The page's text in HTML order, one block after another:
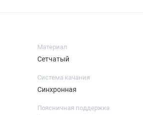
Материал
Сетчатый
Система качания
Синхронная
Поясничная поддержка